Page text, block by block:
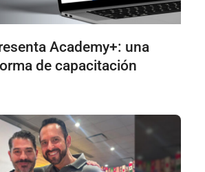
Academy+: una
de capacitación